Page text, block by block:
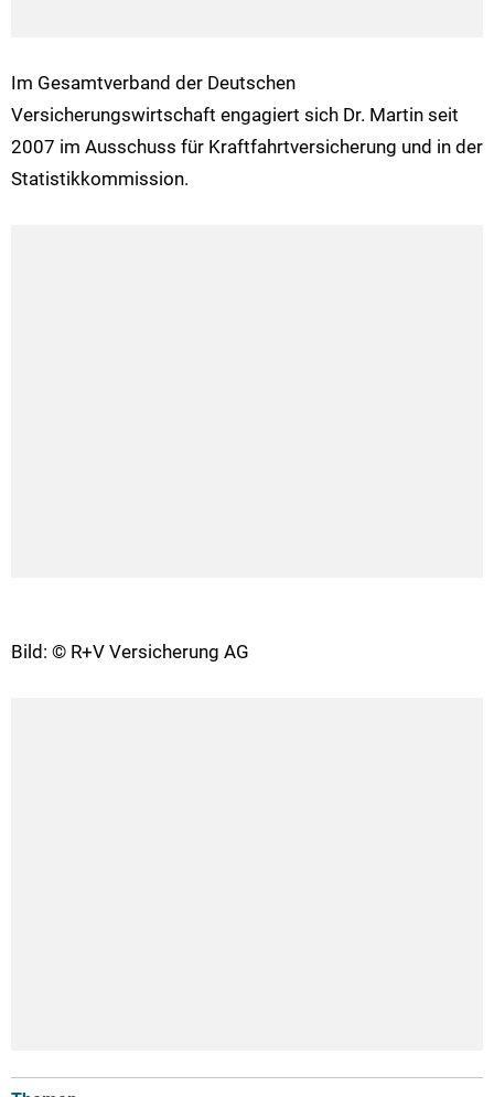
Im Gesamtverband der Deutschen
Versicherungswirtschaft engagiert sich Dr. Martin seit
2007 im Ausschuss für Kraftfahrtversicherung und in der
Statistikkommission.
Bild: © R+V Versicherung AG